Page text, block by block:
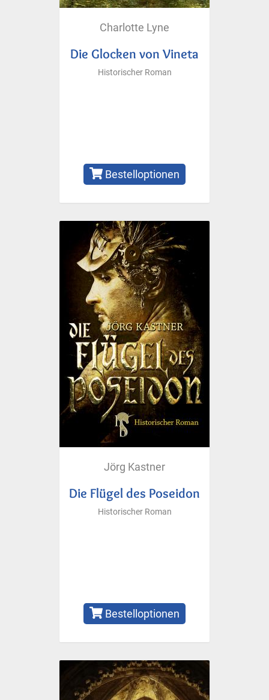
Charlotte Lyne
Die Glocken von Vineta
Historischer Roman
Bestelloptionen
Jörg Kastner
Die Flügel des Poseidon
Historischer Roman
Bestelloptionen